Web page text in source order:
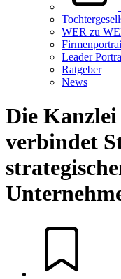
WER zu
Leader
Ratgeber
News
Die
verbindet